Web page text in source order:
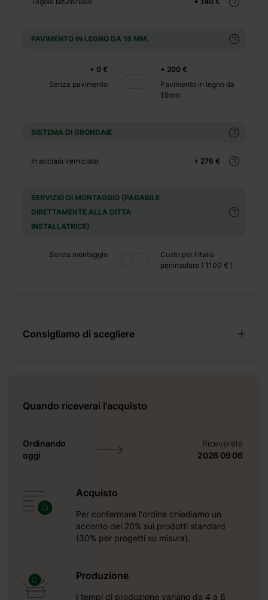
PAVIMENTO IN LEGNO DA 18 MM.
+ 0 €
Senza pavimento
+ 200 €
Pavimento in legno da
18mm
SISTEMA DI GRONDAIE
+ 276 €
In acciaio verniciato
SERVIZIO DI MONTAGGIO (PAGABILE
DIRETTAMENTE ALLA DITTA
INSTALLATRICE)
Senza montaggio
Costo per l'Italia
peninsulare ( 1100 € )
Consigliamo di scegliere
Quando riceverai l'acquisto
Ordinando
oggi
Riceverete
2026 09 06
Acquisto
Per confermare l'ordine chiediamo un
acconto del 20% sui prodotti standard
(30% per progetti su misura).
Produzione
I tempi di produzione variano da 4 a 6